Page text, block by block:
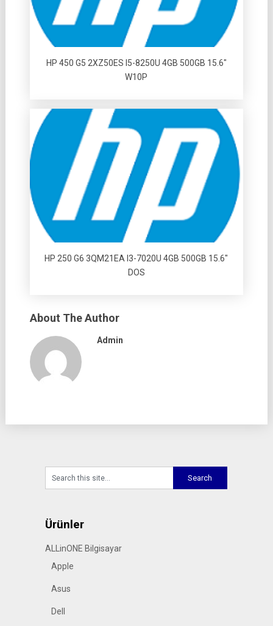
HP 450 G5 2XZ50ES I5-8250U 4GB 500GB 15.6″
W10P
HP 250 G6 3QM21EA I3-7020U 4GB 500GB 15.6″
DOS
About The Author
Admin
Ürünler
ALLinONE Bilgisayar
Apple
Asus
Dell